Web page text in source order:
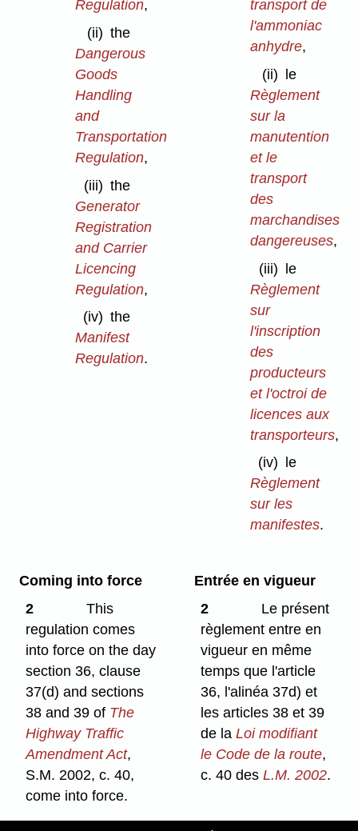
Regulation,
(ii) the
Dangerous
Goods
Handling
and
Transportation
Regulation,
(iii) the
Generator
Registration
and Carrier
Licencing
Regulation,
(iv) the
Manifest
Regulation.
transport de
l'ammoniac
anhydre,
(ii) le
Règlement
sur la
manutention
et le
transport
des
marchandises
dangereuses,
(iii) le
Règlement
sur
l'inscription
des
producteurs
et l'octroi de
licences aux
transporteurs,
(iv)
le
Règlement
sur les
manifestes.
Coming into force
2
This
regulation comes
into force on the day
section 36, clause
37(d) and sections
38 and 39 of The
Highway Traffic
Amendment Act,
S.M. 2002, c. 40,
come into force.
Entrée en vigueur
2
Le présent
règlement entre en
vigueur en même
temps que l'article
36, l'alinéa 37d) et
les articles 38 et 39
de laLoi modifiant
le Code de la route,
c. 40 desL.M. 2002.